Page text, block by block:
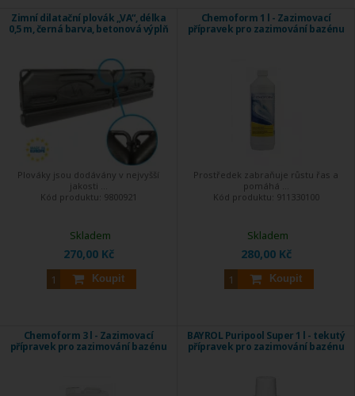
Zimní dilatační plovák „VA“, délka
0,5 m, černá barva, betonová výplň
Plováky jsou dodávány v nejvyšší
jakosti ...
Kód produktu: 9800921
270,00 Kč
Koupit
Skladem
Chemoform 1 l - Zazimovací
přípravek pro zazimování bazénu
Prostředek zabraňuje růstu řas a
pomáhá ...
Kód produktu: 911330100
280,00 Kč
Koupit
Skladem
Chemoform 3 l - Zazimovací
přípravek pro zazimování bazénu
BAYROL Puripool Super 1 l - tekutý
přípravek pro zazimování bazénu